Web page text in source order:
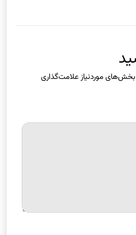
بخش‌های موردنیاز علامت‌گذاری